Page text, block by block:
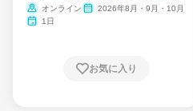
ム
オンライン
2026年8月・9月・10月
1日
お気に入り